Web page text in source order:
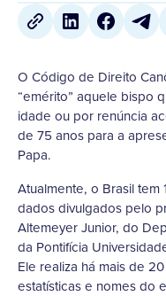
O Código de Direito
“emérito” aquele bispo
idade ou por renúncia
de 75 anos para a
Papa.
Atualmente, o Brasil
dados divulgados pelo
Altemeyer Junior, do
da Pontifícia
Ele realiza há mais de
estatísticas e nomes do